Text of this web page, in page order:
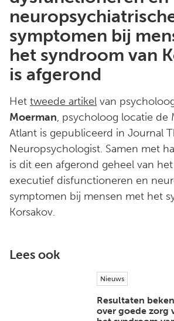
symptomen bij
het syndroom van
is afgerond
Het tweede artikel van
Moerman, psycholoog locatie de
Atlant is gepubliceerd in Journal
Neuropsychologist. Samen met
is dit een afgerond geheel van
executief disfunctioneren en
symptomen bij mensen met het
Korsakov.
Lees ook
Nieuws
Resultaten
over goede zorg